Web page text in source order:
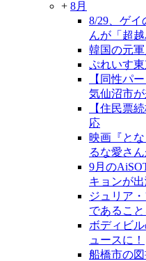
+ 8月
8/29、ゲイ
んが「超
韓国の元
ぷれいす
【同性パ
気仙沼市
【住民票
応
映画『と
るな愛さん
9月の
キョンが出
ジュリア
であるこ
ボディビ
ュースに！
船橋市の